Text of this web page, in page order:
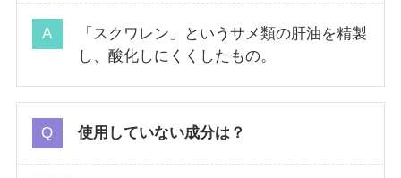
「スクワレン」というサメ類の肝油を精製
し、酸化しにくくしたもの。
使用していない成分は？